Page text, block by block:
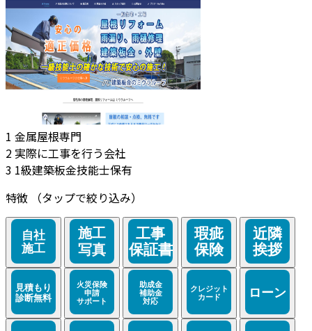
1 金属屋根専門
2 実際に工事を行う会社
3 1級建築板金技能士保有
特徴
（タップで絞り込み）